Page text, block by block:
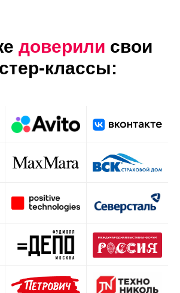
доверили свои
классы: